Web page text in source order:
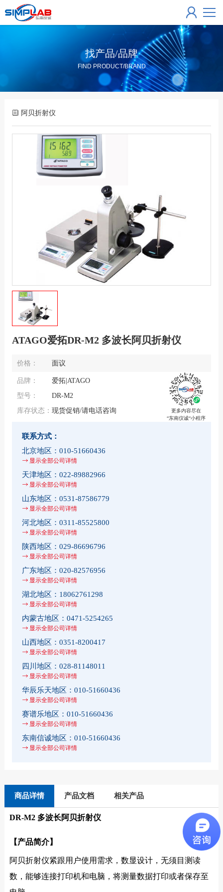
找产品/品牌
FIND PRODUCT/BRAND
阿贝折射仪
ATAGO爱拓DR-M2 多波长阿贝折射仪
价格： 面议
更多内容尽在
“东南仪诚“小程序
品牌：
爱拓|ATAGO
型号：
DR-M2
库存状态： 现货促销/请电话咨询
联系方式：
北京地区： 010-51660436
显示全部公司详情
天津地区： 022-89882966
显示全部公司详情
山东地区： 0531-87586779
显示全部公司详情
河北地区： 0311-85525800
显示全部公司详情
陕西地区： 029-86696796
显示全部公司详情
广东地区： 020-82576956
显示全部公司详情
湖北地区： 18062761298
显示全部公司详情
内蒙古地区： 0471-5254265
显示全部公司详情
山西地区： 0351-8200417
显示全部公司详情
四川地区： 028-81148011
显示全部公司详情
华辰乐天地区： 010-51660436
显示全部公司详情
赛谱乐地区： 010-51660436
显示全部公司详情
东南信诚地区： 010-51660436
显示全部公司详情
商品详情 产品文档 相关产品
DR-M2 多波长阿贝折射仪
【产品简介】
阿贝折射仪紧跟用户使用需求，数显设计，无须目测读
数，能够连接打印机和电脑，将测量数据打印或者保存至